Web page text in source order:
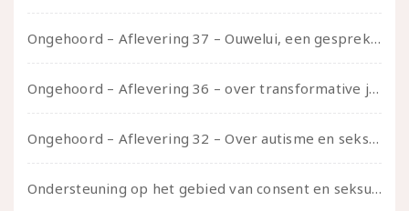
Ongehoord – Aflevering 37 – Ouwelui, een gesprek met non over seksualiteit, transitie en ageism
Ongehoord – Aflevering 36 – over transformative justice – in gesprek met Ella en carson
Ongehoord – Aflevering 32 – Over autisme en seksualiteit – in gesprek met Roos Reijbroek
Ondersteuning op het gebied van consent en seksualiteit